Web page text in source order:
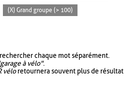
(X) Grand groupe (> 100)
chaque mot séparément.
à vélo".
véloretournera souvent plus de résultat